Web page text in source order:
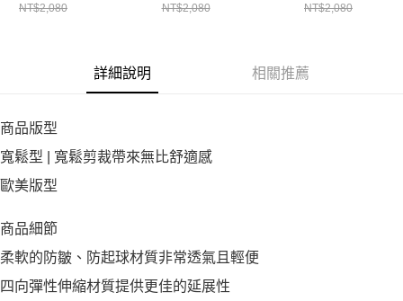
NT$2,080 NT$2,080 NT$2,080
詳細說明 相關推薦
商品版型
寬鬆型 | 寬鬆剪裁帶來無比舒適感
歐美版型
商品細節
柔軟的防皺、防起球材質非常透氣且輕便
四向彈性伸縮材質提供更佳的延展性